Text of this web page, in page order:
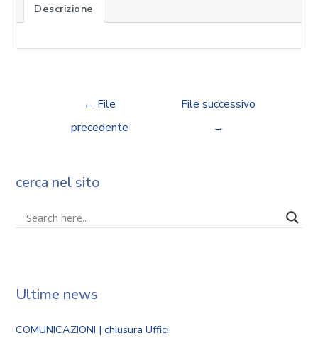
Descrizione
← File
precedente
File successivo
→
cerca nel sito
Ultime news
COMUNICAZIONI | chiusura Uffici